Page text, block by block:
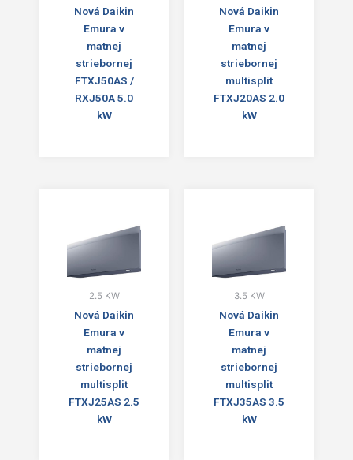
Nová Daikin
Emura v
matnej
striebornej
FTXJ50AS /
RXJ50A 5.0
kW
Nová Daikin
Emura v
matnej
striebornej
multisplit
FTXJ20AS 2.0
kW
2.5 KW
Nová Daikin
Emura v
matnej
striebornej
multisplit
FTXJ25AS 2.5
kW
3.5 KW
Nová Daikin
Emura v
matnej
striebornej
multisplit
FTXJ35AS 3.5
kW